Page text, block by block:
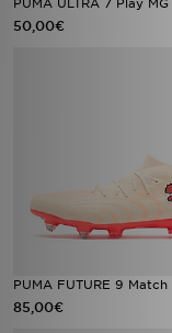
PUMA ULTRA 7 Play MG
50,00€
PUMA FUTURE 9 Match
85,00€